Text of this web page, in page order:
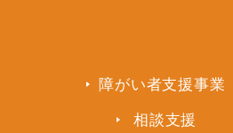
障がい者支援事業
相談支援